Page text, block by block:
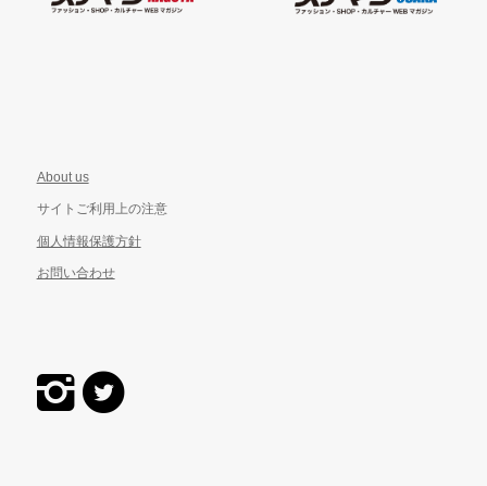
About us
サイトご利用上の注意
個人情報保護方針
お問い合わせ